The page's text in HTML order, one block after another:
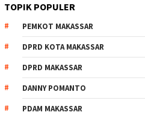
TOPIK POPULER
PEMKOT MAKASSAR
DPRD KOTA MAKASSAR
DPRD MAKASSAR
DANNY POMANTO
PDAM MAKASSAR